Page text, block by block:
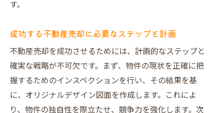
す。
成功する不動産売却に必要なステップと計画
不動産売却を成功させるためには、計画的なステップと
確実な戦略が不可欠です。まず、物件の現状を正確に把
握するためのインスペクションを行い、その結果を基
に、オリジナルデザイン図面を作成します。これによ
り、物件の独自性を際立たせ、競争力を強化します。次